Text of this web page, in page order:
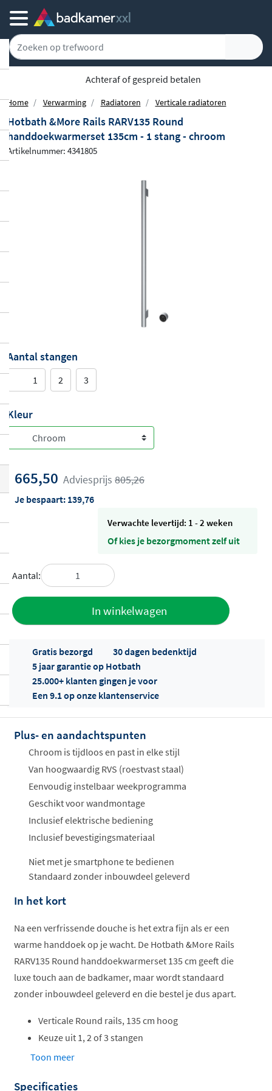
Achteraf of gespreid betalen
Home Verwarming Radiatoren Verticale radiatoren
Hotbath &More Rails RARV135 Round
handdoekwarmerset 135cm - 1 stang - chroom
Artikelnummer: 4341805
Aantal stangen
1 2 3
Kleur
665,50 Adviesprijs 805,26
Je bespaart: 139,76
Verwachte levertijd: 1 - 2 weken
Of kies je bezorgmoment zelf uit
Aantal:
In winkelwagen
Offertes
ophalen...
Gratis bezorgd
30 dagen bedenktijd
5 jaar garantie op Hotbath
25.000+ klanten gingen je voor
Een 9.1 op onze klantenservice
Plus- en aandachtspunten
Chroom is tijdloos en past in elke stijl
Van hoogwaardig RVS (roestvast staal)
Eenvoudig instelbaar weekprogramma
Geschikt voor wandmontage
Inclusief elektrische bediening
Inclusief bevestigingsmateriaal
Niet met je smartphone te bedienen
Standaard zonder inbouwdeel geleverd
In het kort
Na een verfrissende douche is het extra fijn als er een
warme handdoek op je wacht. De Hotbath &More Rails
RARV135 Round handdoekwarmerset 135 cm geeft die
luxe touch aan de badkamer, maar wordt standaard
zonder inbouwdeel geleverd en die bestel je dus apart.
Verticale Round rails, 135 cm hoog
Keuze uit 1, 2 of 3 stangen
Instelbare temperatuur en timer
Toon meer
Specificaties